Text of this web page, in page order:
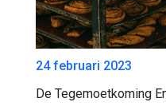
24 februari 2023
De Tegemoetkoming